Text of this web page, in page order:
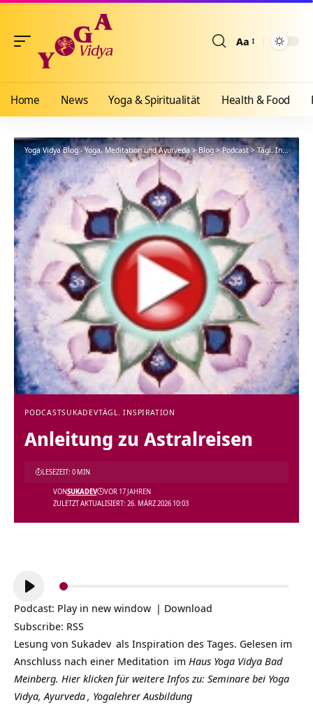
Aa
Home News Yoga & Spiritualität Health & Food
Yoga Vidya Blog - Yoga, Meditation und Ayurveda>Blog>Podcast>Tägl. Inspiration
PODCASTSUKADEVTÄGL. INSPIRATION
Anleitung zu Astralreisen
ZULETZT AKTUALISIERT: 26. MÄRZ 2026 10:03
VONSUKADEV VOR 17 JAHREN
LESEZEIT: 0 MIN
Audio-
Player
Podcast: Play in new window | Download
Subscribe: RSS
Lesung von Sukadev als Inspiration des Tages. Gelesen im
Anschluss nach einer Meditation im Haus Yoga Vidya Bad
Meinberg. Hier klicken für weitere Infos zu: Seminare bei Yoga
Vidya,Ayurveda, Yogalehrer Ausbildung